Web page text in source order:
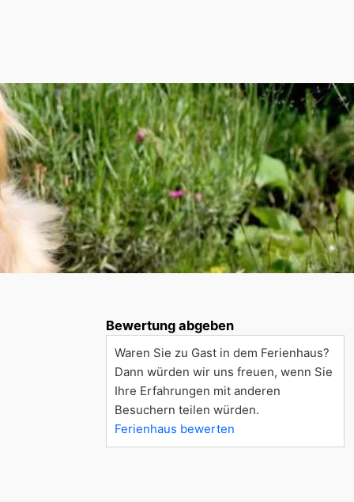
Bewertung abgeben
Waren Sie zu Gast in dem Ferienhaus?
Dann würden wir uns freuen, wenn Sie
Ihre Erfahrungen mit anderen
Besuchern teilen würden.
Ferienhaus bewerten